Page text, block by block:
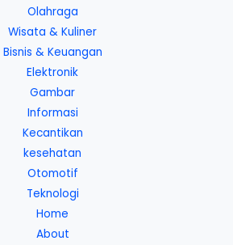
Olahraga
Wisata & Kuliner
Bisnis & Keuangan
Elektronik
Gambar
Informasi
Kecantikan
kesehatan
Otomotif
Teknologi
Home
About